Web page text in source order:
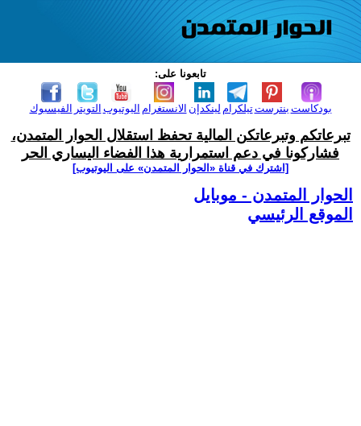
تابعونا على:
الفيسبوك التويتر اليوتيوب الانستغرام لينكدإن تيلكرامبنترست بودكاست
تبرعاتكم وتبرعاتكن المالية تحفظ استقلال الحوار المتمدن،
فشاركونا في دعم استمرارية هذا الفضاء اليساري الحر
[اشترك في قناة ‫«الحوار المتمدن» على اليوتيوب]
الحوار المتمدن - موبايل
الموقع الرئيسي